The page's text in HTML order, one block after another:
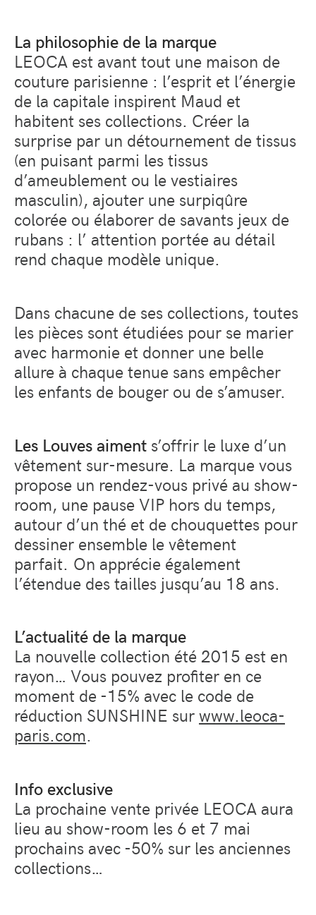
La philosophie de la marque
LEOCA est avant tout une maison de
couture parisienne : l’esprit et l’énergie
de la capitale inspirent Maud et
habitent ses collections. Créer la
surprise par un détournement de tissus
(en puisant parmi les tissus
d’ameublement ou le vestiaires
masculin), ajouter une surpiqûre
colorée ou élaborer de savants jeux de
rubans : l’ attention portée au détail
rend chaque modèle unique.
Dans chacune de ses collections, toutes
les pièces sont étudiées pour se marier
avec harmonie et donner une belle
allure à chaque tenue sans empêcher
les enfants de bouger ou de s’amuser.
Les Louves aiment s’offrir le luxe d’un
vêtement sur-mesure. La marque vous
propose un rendez-vous privé au show-
room, une pause VIP hors du temps,
autour d’un thé et de chouquettes pour
dessiner ensemble le vêtement
parfait. On apprécie également
l’étendue des tailles jusqu’au 18 ans.
L’actualité de la marque
La nouvelle collection été 2015 est en
rayon… Vous pouvez profiter en ce
moment de -15% avec le code de
réduction SUNSHINE surwww.leoca-
paris.com.
Info exclusive
La prochaine vente privée LEOCA aura
lieu au show-room les 6 et 7 mai
prochains avec -50% sur les anciennes
collections…